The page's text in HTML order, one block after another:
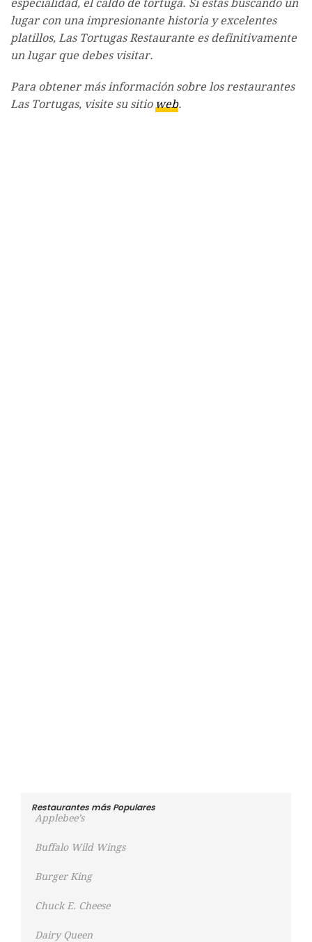
especialidad, el caldo de tortuga. Si estás buscando un
lugar con una impresionante historia y excelentes
platillos, Las Tortugas Restaurante es definitivamente
un lugar que debes visitar.
Para obtener más información sobre los restaurantes
Las Tortugas, visite su sitioweb.
Restaurantes más Populares
Applebee’s
Buffalo Wild Wings
Burger King
Chuck E. Cheese
Dairy Queen